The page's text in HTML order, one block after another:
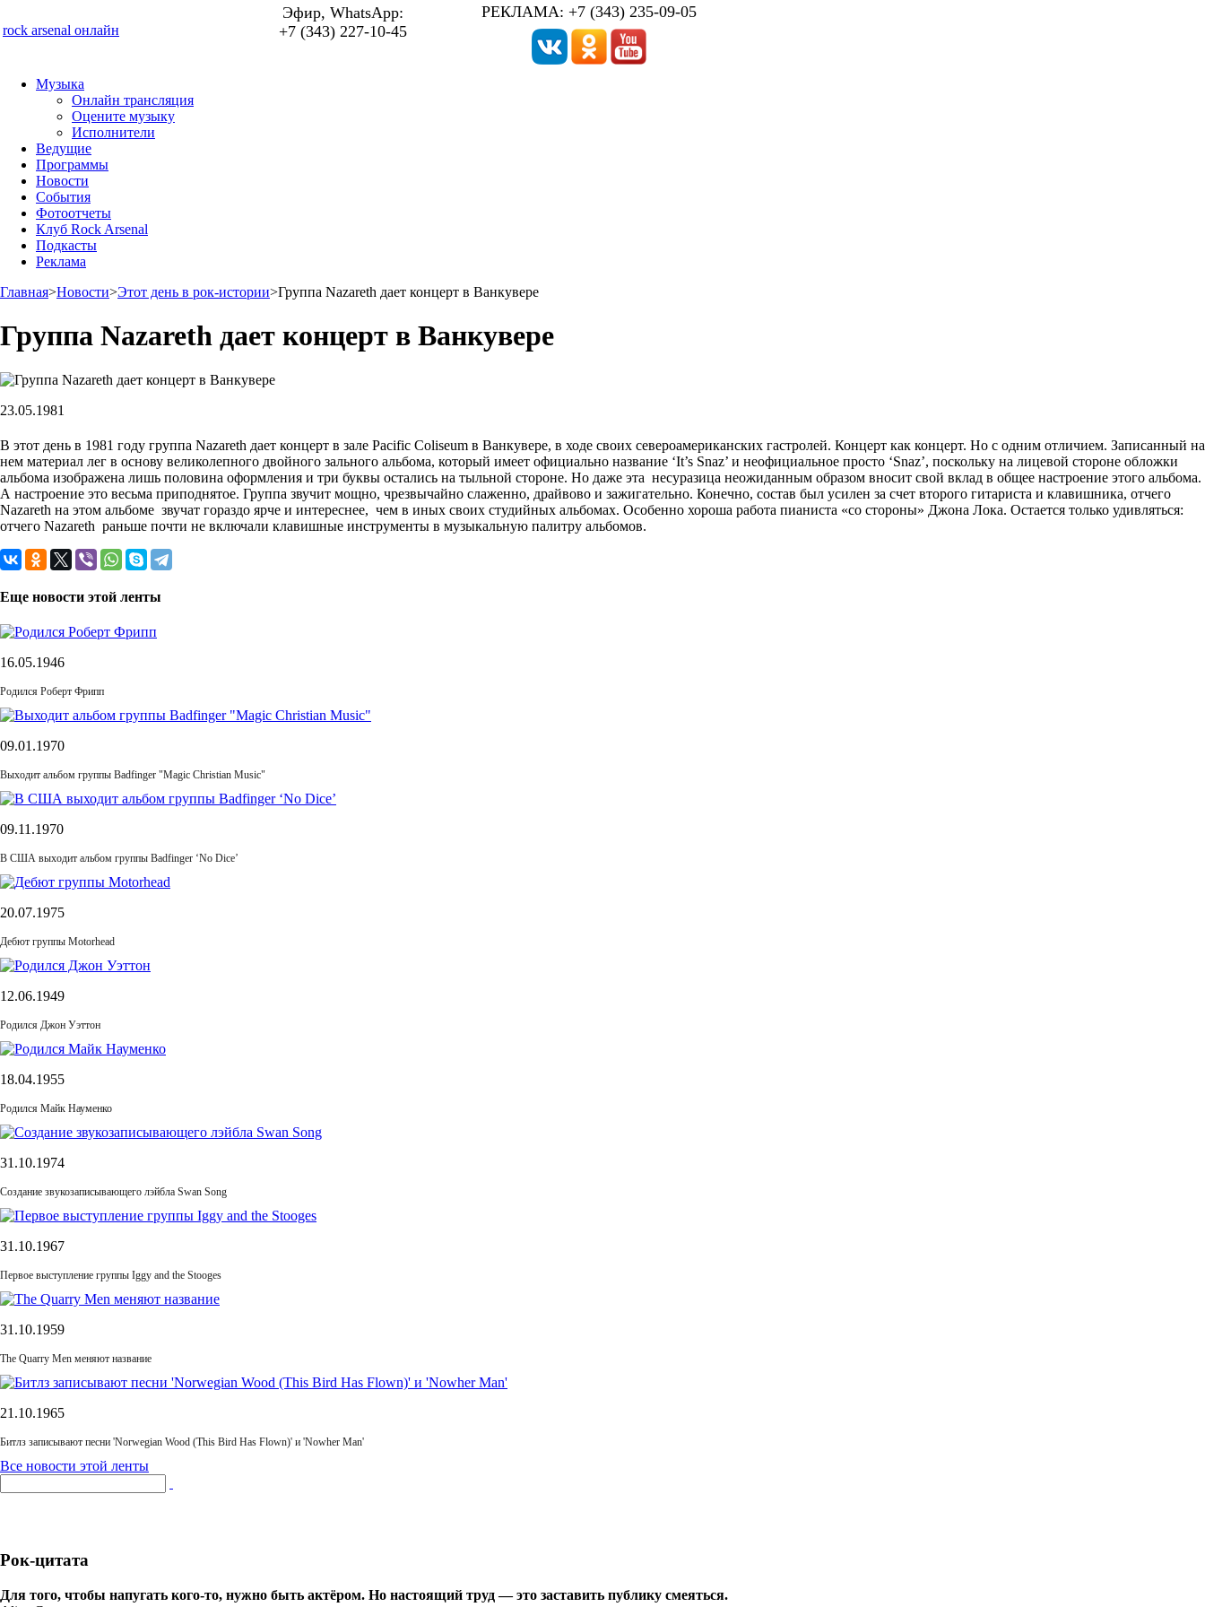
rock arsenal онлайн
Эфир, WhatsApp:
+7 (343) 227-10-45
РЕКЛАМА: +7 (343) 235-09-05
Музыка
Онлайн трансляция
Оцените музыку
Исполнители
Ведущие
Программы
Новости
События
Фотоотчеты
Клуб Rock Arsenal
Подкасты
Реклама
Главная>Новости>Этот день в рок-истории>Группа Nazareth дает концерт в Ванкувере
Группа Nazareth дает концерт в Ванкувере
23.05.1981
В этот день в 1981 году группа Nazareth дает концерт в зале Pacific Coliseum в Ванкувере, в ходе своих североамериканских гастролей. Концерт как концерт. Но с одним отличием. Записанный на
нем материал лег в основу великолепного двойного зального альбома, который имеет официально название ‘It’s Snaz’ и неофициальное просто ‘Snaz’, поскольку на лицевой стороне обложки
альбома изображена лишь половина оформления и три буквы остались на тыльной стороне. Но даже эта несуразица неожиданным образом вносит свой вклад в общее настроение этого альбома.
А настроение это весьма приподнятое. Группа звучит мощно, чрезвычайно слаженно, драйвово и зажигательно. Конечно, состав был усилен за счет второго гитариста и клавишника, отчего
Nazareth на этом альбоме звучат гораздо ярче и интереснее, чем в иных своих студийных альбомах. Особенно хороша работа пианиста «со стороны» Джона Лока. Остается только удивляться:
отчего Nazareth раньше почти не включали клавишные инструменты в музыкальную палитру альбомов.
Еще новости этой ленты
16.05.1946
Родился Роберт Фрипп
09.01.1970
Выходит альбом группы Badfinger "Magic Christian Music"
09.11.1970
В США выходит альбом группы Badfinger ‘No Dice’
20.07.1975
Дебют группы Motorhead
12.06.1949
Родился Джон Уэттон
18.04.1955
Родился Майк Науменко
31.10.1974
Cоздание звукозаписывающего лэйбла Swan Song
31.10.1967
Первое выступление группы Iggy and the Stooges
31.10.1959
The Quarry Men меняют название
21.10.1965
Битлз записывают песни 'Norwegian Wood (This Bird Has Flown)' и 'Nowher Man'
Все новости этой ленты
Рок-цитата
Для того, чтобы напугать кого-то, нужно быть актёром. Но настоящий труд — это заставить публику смеяться.